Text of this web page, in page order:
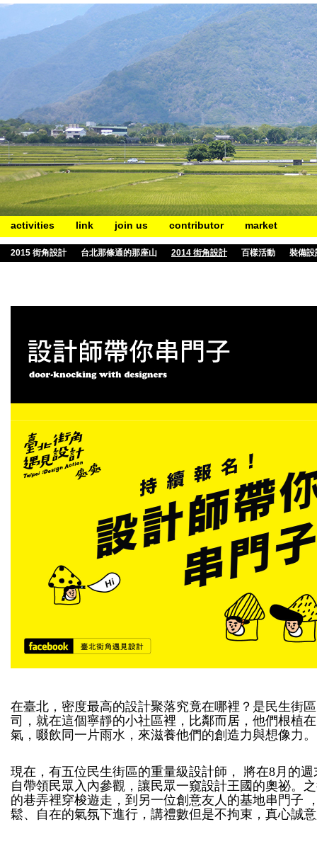
activities link join us contributor market
2015 街角設計 台北那條通的那座山 2014 街角設計 百樣活動 裝備設
在臺北，密度最高的設計聚落究竟在哪裡？是民生街
司，就在這個寧靜的小社區裡，比鄰而居，他們根植
氣，啜飲同一片雨水，來滋養他們的創造力與想像力。
現在，有五位民生街區的重量級設計師， 將在8月的
自帶領民眾入內參觀，讓民眾一窺設計王國的奧祕。
的巷弄裡穿梭遊走，到另一位創意友人的基地串門子
鬆、自在的氣氛下進行，講禮數但是不拘束，真心誠